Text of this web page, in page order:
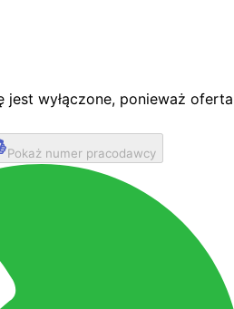
wyłączone, ponieważ oferta
Pokaż numer pracodawcy